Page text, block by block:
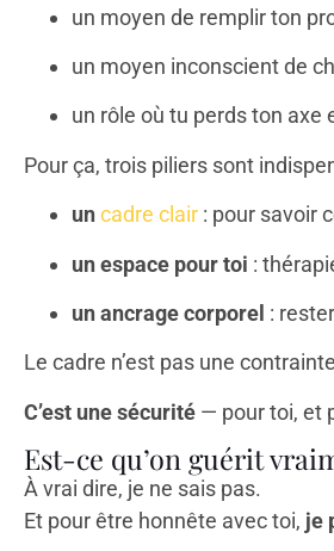
un moyen de remplir ton
un moyen inconscient de
un rôle où tu perds ton axe
Pour ça, trois piliers sont
uncadre clair : pour savoir
un espace pour toi :
un ancrage corporel :
Le cadre n’est pas une
C’est une sécurité — pour toi, et
Est-ce qu’on guérit
À vrai dire, je ne sais pas.
Et pour être honnête avec toi, je